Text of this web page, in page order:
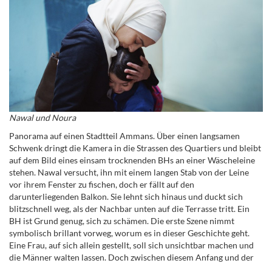
Nawal und Noura
Panorama auf einen Stadtteil Ammans. Über einen langsamen
Schwenk dringt die Kamera in die Strassen des Quartiers und bleibt
auf dem Bild eines einsam trocknenden BHs an einer Wäscheleine
stehen. Nawal versucht, ihn mit einem langen Stab von der Leine
vor ihrem Fenster zu fischen, doch er fällt auf den
darunterliegenden Balkon. Sie lehnt sich hinaus und duckt sich
blitzschnell weg, als der Nachbar unten auf die Terrasse tritt. Ein
BH ist Grund genug, sich zu schämen. Die erste Szene nimmt
symbolisch brillant vorweg, worum es in dieser Geschichte geht.
Eine Frau, auf sich allein gestellt, soll sich unsichtbar machen und
die Männer walten lassen. Doch zwischen diesem Anfang und der